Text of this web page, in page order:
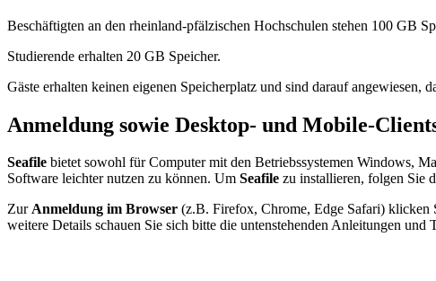
Beschäftigten an den rheinland-pfälzischen Hochschulen stehen 100 GB
Studierende erhalten 20 GB Speicher.
Gäste erhalten keinen eigenen Speicherplatz und sind darauf angewiesen,
Anmeldung sowie Desktop- und Mobile-
Seafile bietet sowohl für Computer mit den Betriebssystemen Windows,
Software leichter nutzen zu können. Um Seafile zu installieren, folgen Sie
ZurAnmeldung im Browser (z.B. Firefox, Chrome, Edge Safari) klicken
weitere Details schauen Sie sich bitte die untenstehenden Anleitungen und